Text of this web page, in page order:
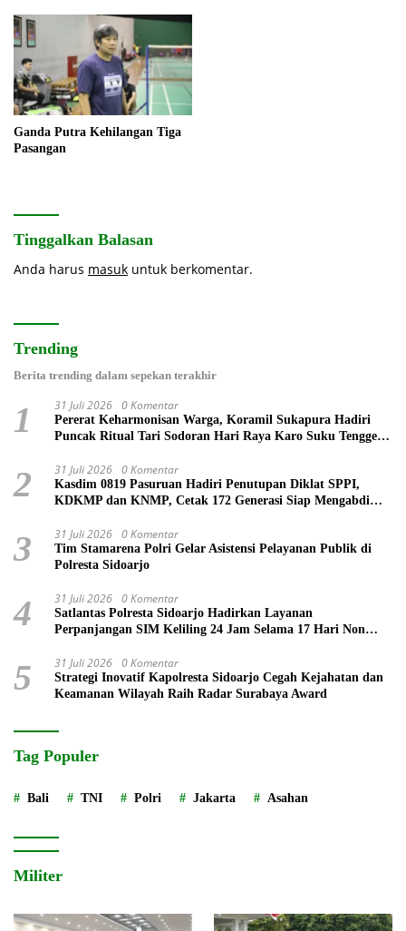
Ganda Putra Kehilangan Tiga
Pasangan
Tinggalkan Balasan
Anda harus masuk untuk berkomentar.
Trending
Berita trending dalam sepekan terakhir
1 31 Juli 2026 0 Komentar
Pererat Keharmonisan Warga, Koramil Sukapura Hadiri
Puncak Ritual Tari Sodoran Hari Raya Karo Suku Tengger
2 31 Juli 2026 0 Komentar
Kasdim 0819 Pasuruan Hadiri Penutupan Diklat SPPI,
KDKMP dan KNMP, Cetak 172 Generasi Siap Mengabdi
3 31 Juli 2026 0 Komentar
Tim Stamarena Polri Gelar Asistensi Pelayanan Publik di
Polresta Sidoarjo
4 31 Juli 2026 0 Komentar
Satlantas Polresta Sidoarjo Hadirkan Layanan
Perpanjangan SIM Keliling 24 Jam Selama 17 Hari Non
5 31 Juli 2026 0 Komentar
Strategi Inovatif Kapolresta Sidoarjo Cegah Kejahatan dan
Keamanan Wilayah Raih Radar Surabaya Award
Tag Populer
Bali TNI Polri Jakarta Asahan
Militer